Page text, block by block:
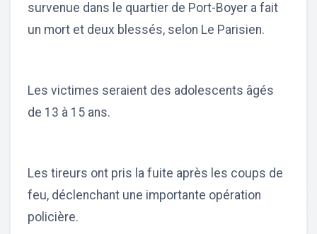
survenue dans le quartier de Port-Boyer a fait
un mort et deux blessés, selon Le Parisien.
Les victimes seraient des adolescents âgés
de 13 à 15 ans.
Les tireurs ont pris la fuite après les coups de
feu, déclenchant une importante opération
policière.